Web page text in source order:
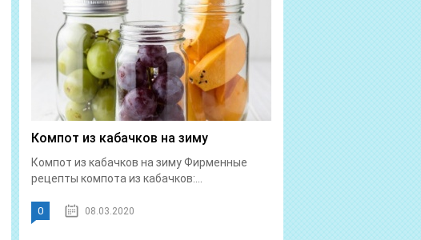
Компот из кабачков на зиму
Компот из кабачков на зиму Фирменные
рецепты компота из кабачков:...
0 08.03.2020